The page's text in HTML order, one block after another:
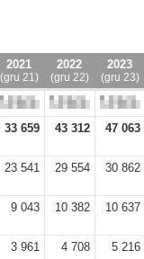
2021
(gru 21)
2022
(gru 22)
2023
(gru 23)
33 659 43 312 47 063
23 541 29 554 30 862
9 043 10 382 10 637
3 961 4 708 5 216